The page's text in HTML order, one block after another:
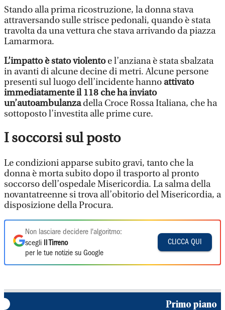
Stando alla prima ricostruzione, la donna stava
attraversando sulle strisce pedonali, quando è stata
travolta da una vettura che stava arrivando da piazza
Lamarmora.
L’impatto è stato violentoe l’anziana è stata sbalzata
in avanti di alcune decine di metri. Alcune persone
presenti sul luogo dell’incidente hanno attivato
immediatamente il 118 che ha inviato
un’autoambulanzadella Croce Rossa Italiana, che ha
sottoposto l’investita alle prime cure.
I soccorsi sul posto
Le condizioni apparse subito gravi, tanto che la
donna è morta subito dopo il trasporto al pronto
soccorso dell’ospedale Misericordia. La salma della
novantatreenne si trova all’obitorio del Misericordia, a
disposizione della Procura.
Non lasciare decidere l'algoritmo:
scegli
Il Tirreno
per le tue notizie su Google
CLICCA QUI
Primo piano